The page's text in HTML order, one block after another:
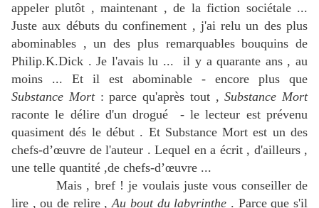
appeler plutôt , maintenant , de la fiction sociétale ...
Juste aux débuts du confinement , j'ai relu un des plus
abominables , un des plus remarquables bouquins de
Philip.K.Dick . Je l'avais lu ... il y a quarante ans , au
moins ... Et il est abominable - encore plus que
Substance Mort: parce qu'après tout ,Substance Mort
raconte le délire d'un drogué - le lecteur est prévenu
quasiment dés le début . Et Substance Mort est un des
chefs-d’œuvre de l'auteur . Lequel en a écrit , d'ailleurs ,
une telle quantité ,de chefs-d’œuvre ...
Mais , bref ! je voulais juste vous conseiller de
lire , ou de relire , Au bout du labyrinthe . Parce que s'il